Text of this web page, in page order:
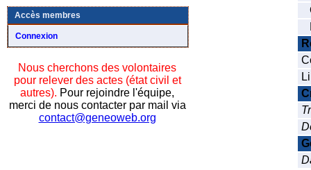
Accès membres
Connexion
Nous cherchons des volontaires
pour relever des actes (état civil et
autres). Pour rejoindre l'équipe,
merci de nous contacter par mail via
contact@geneoweb.org